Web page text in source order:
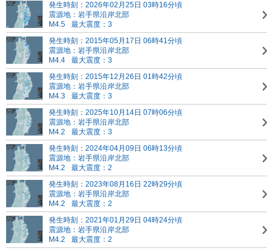
発生時刻：2026年02月25日 03時16分頃
震源地：岩手県沿岸北部
M4.5
最大震度：3
発生時刻：2015年05月17日 06時41分頃
震源地：岩手県沿岸北部
M4.4
最大震度：3
発生時刻：2015年12月26日 01時42分頃
震源地：岩手県沿岸北部
M4.3
最大震度：3
発生時刻：2025年10月14日 07時06分頃
震源地：岩手県沿岸北部
M4.2
最大震度：3
発生時刻：2024年04月09日 06時13分頃
震源地：岩手県沿岸北部
M4.2
最大震度：2
発生時刻：2023年08月16日 22時29分頃
震源地：岩手県沿岸北部
M4.2
最大震度：2
発生時刻：2021年01月29日 04時24分頃
震源地：岩手県沿岸北部
M4.2
最大震度：2